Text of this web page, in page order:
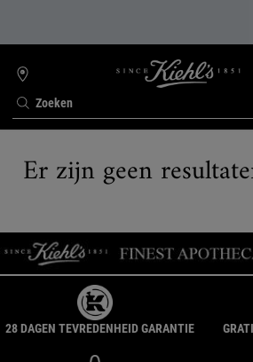
Zoeken
WINKELZOEKER
Er zijn geen
28 DAGEN TEVREDENHEID GARANTIE